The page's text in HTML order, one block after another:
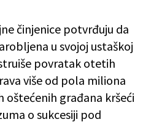
činjenice potvrđuju da
u svojoj ustaškoj
povratak otetih
više od pola miliona
oštećenih građana kršeći
o sukcesiji pod